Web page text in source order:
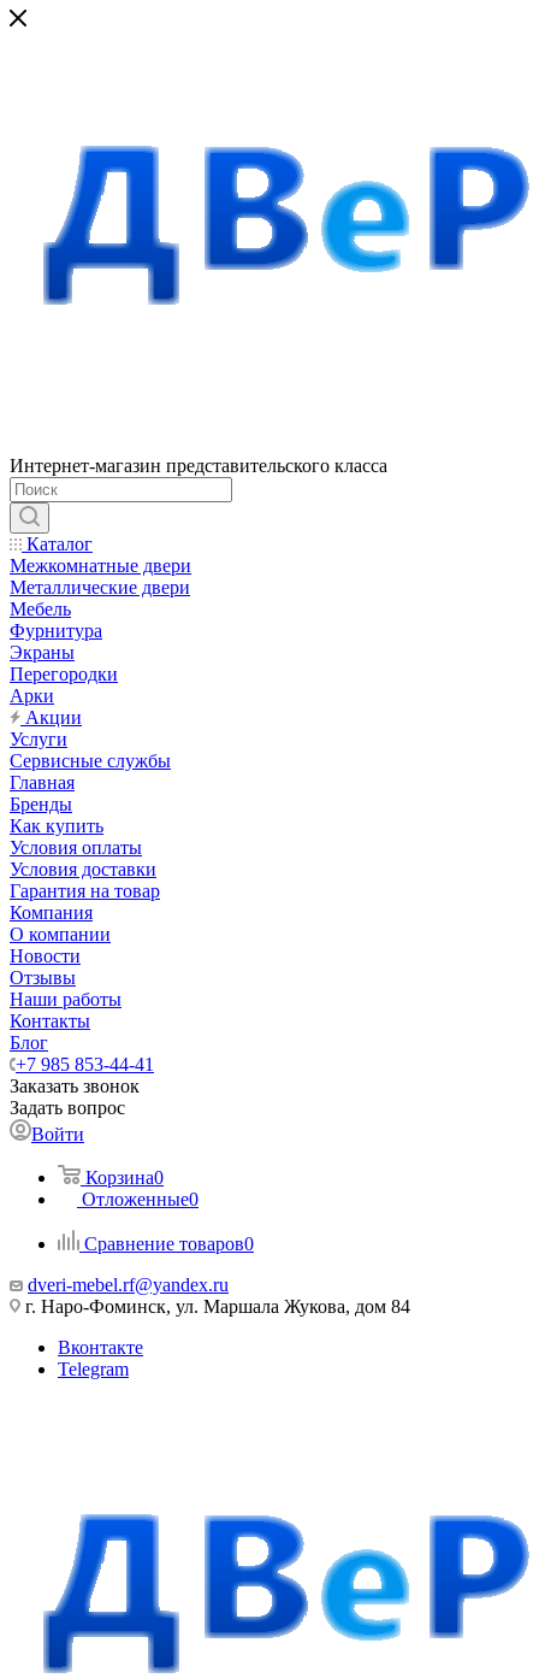
Интернет-магазин представительского класса
Каталог
Межкомнатные двери
Металлические двери
Мебель
Фурнитура
Экраны
Перегородки
Арки
Акции
Услуги
Сервисные службы
Главная
Бренды
Как купить
Условия оплаты
Условия доставки
Гарантия на товар
Компания
О компании
Новости
Отзывы
Наши работы
Контакты
Блог
+7 985 853-44-41
Заказать звонок
Задать вопрос
Войти
Корзина0
Отложенные0
Сравнение товаров0
dveri-mebel.rf@yandex.ru
г. Наро-Фоминск, ул. Маршала Жукова, дом 84
Вконтакте
Telegram